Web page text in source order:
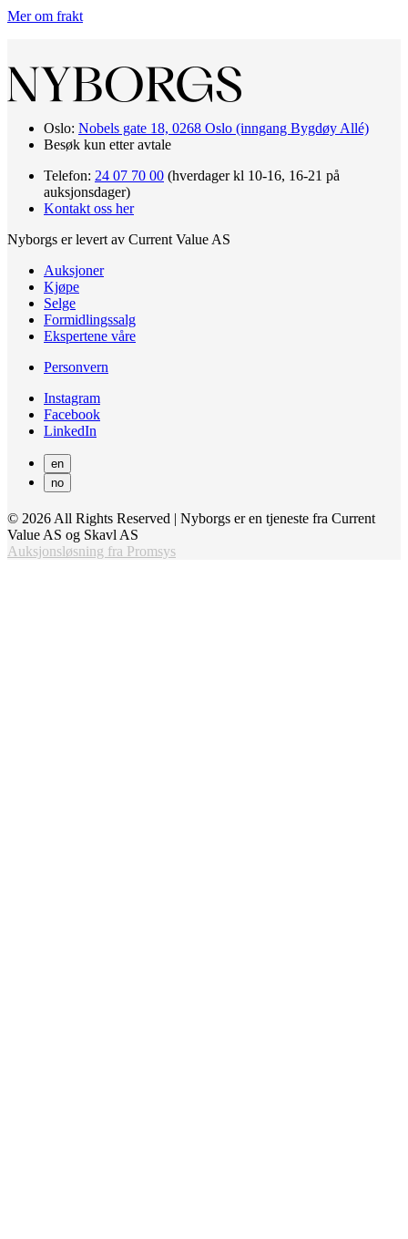
Mer om frakt
Oslo: Nobels gate 18, 0268 Oslo (inngang Bygdøy Allé)
Besøk kun etter avtale
Telefon: 24 07 70 00 (hverdager kl 10-16, 16-21 på
auksjonsdager)
Kontakt oss her
Nyborgs er levert av Current Value AS
Auksjoner
Kjøpe
Selge
Formidlingssalg
Ekspertene våre
Personvern
Instagram
Facebook
LinkedIn
en
no
© 2026 All Rights Reserved | Nyborgs er en tjeneste fra Current
Value AS og Skavl AS
Auksjonsløsning fra Promsys